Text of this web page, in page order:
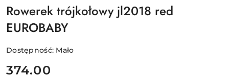
Rowerek trójkołowy jl2018 red
EUROBABY
Dostępność: Mało
cena:
374.00